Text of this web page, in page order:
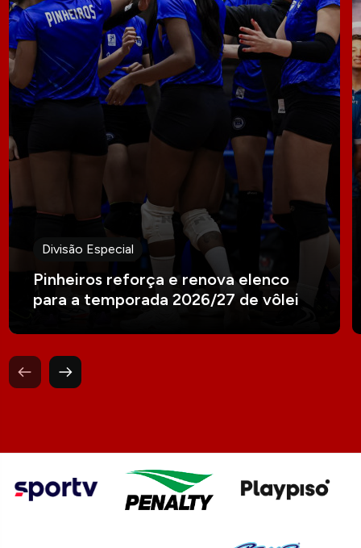
Divisão Especial
Pinheiros reforça e renova elenco
para a temporada 2026/27 de vôlei